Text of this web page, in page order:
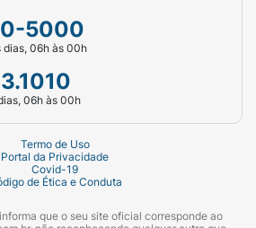
5000
dias, 06h às 00h
06h às 00h
Termo de Uso
Portal da Privacidade
Covid-19
de Ética e Conduta
que o seu site oficial corresponde ao